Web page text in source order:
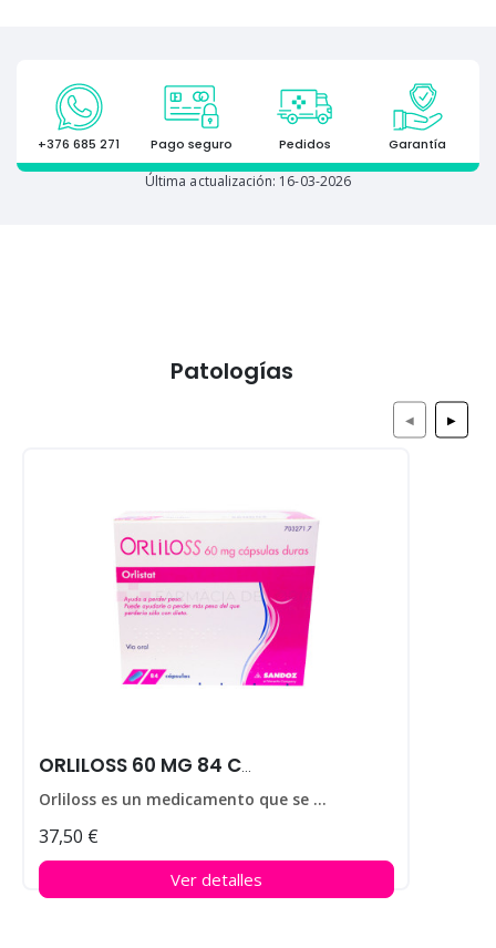
+376 685 271 Pago seguro Pedidos Garantía
Última actualización: 16-03-2026
Patologías
ORLILOSS 60 MG 84 CAPS
Orliloss es un medicamento que se utiliza para ayudar a perder peso en personas que padecen obesidad.
37,50 €
Ver detalles
◀ ▶